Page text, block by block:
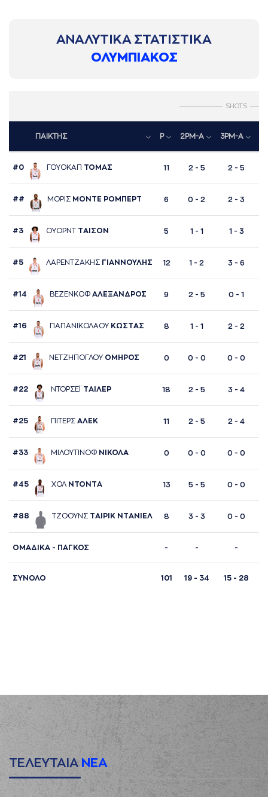
ΑΝΑΛΥΤΙΚΑ ΣΤΑΤΙΣΤΙΚΑ
ΟΛΥΜΠΙΑΚΟΣ
SHOTS
ΠΑΙΚΤΗΣ P 2PM-A 3PM-A
#0 ΓΟΥΟΚAΠ ΤΟΜAΣ 11 2 - 5 2 - 5
## ΜΟΡΙΣ ΜΟΝΤΕ ΡΟΜΠΕΡΤ 6 0 - 2 2 - 3
#3 ΟΥΟΡΝΤ ΤAΙΣΟΝ 5 1 - 1 1 - 3
#5 ΛAΡΕΝΤΖAΚΗΣ ΓΙAΝΝΟΥΛΗΣ 12 1 - 2 3 - 6
#14 ΒΕΖΕΝΚΟΦ AΛΕΞAΝΔΡΟΣ 9 2 - 5 0 - 1
#16 ΠAΠAΝΙΚΟΛAΟΥ ΚΩΣΤAΣ 8 1 - 1 2 - 2
#21 ΝΕΤΖΗΠΟΓΛΟΥ ΟΜΗΡΟΣ 0 0 - 0 0 - 0
#22 ΝΤΟΡΣΕΪ ΤAΙΛΕΡ 18 2 - 5 3 - 4
#25 ΠΙΤΕΡΣ AΛΕΚ 11 2 - 5 2 - 4
#33 ΜΙΛΟΥΤΙΝΟΦ ΝΙΚΟΛA 0 0 - 0 0 - 0
#45 ΧΟΛ ΝΤΟΝΤA 13 5 - 5 0 - 0
#88 ΤΖΟΟΥΝΣ ΤAΙΡΙΚ ΝΤAΝΙΕΛ 8 3 - 3 0 - 0
ΟΜΑΔΙΚΑ - ΠΑΓΚΟΣ - - -
ΣΥΝΟΛΟ 101 19 - 34 15 - 28
ΤΕΛΕΥΤΑΙΑ ΝΕΑ